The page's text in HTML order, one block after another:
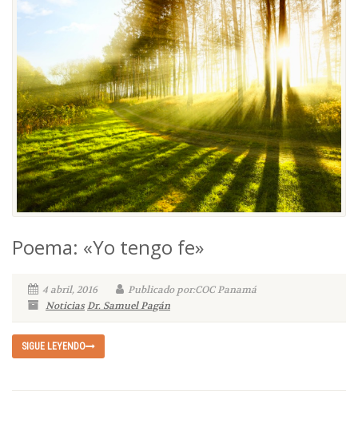
Poema: «Yo tengo fe»
4 abril, 2016
Publicado por:COC Panamá
NoticiasDr. Samuel Pagán
SIGUE LEYENDO